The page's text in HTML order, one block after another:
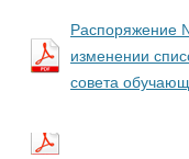
Распоряжение
изменении
совета